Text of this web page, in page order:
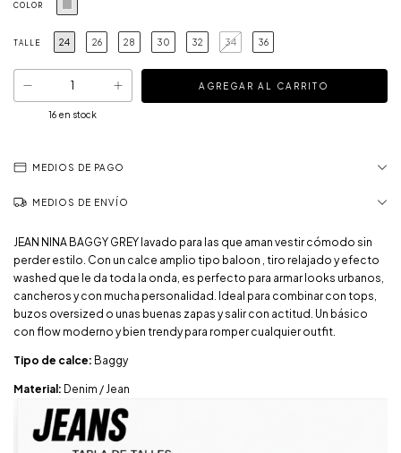
COLOR
TALLE 24 26 28 30 32 34 36
16 en stock
MEDIOS DE PAGO
MEDIOS DE ENVÍO
JEAN NINA BAGGY GREY lavado para las que aman vestir cómodo sin
perder estilo. Con un calce amplio tipo baloon , tiro relajado y efecto
washed que le da toda la onda, es perfecto para armar looks urbanos,
cancheros y con mucha personalidad. Ideal para combinar con tops,
buzos oversized o unas buenas zapas y salir con actitud. Un básico
con flow moderno y bien trendy para romper cualquier outfit.
Tipo de calce: Baggy
Material: Denim / Jean